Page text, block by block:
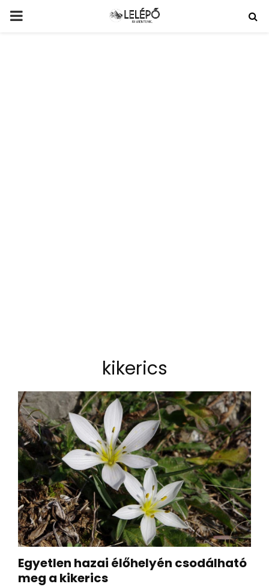
PRIMARY
kikerics
Egyetlen hazai élőhelyén csodálható
meg a kikerics